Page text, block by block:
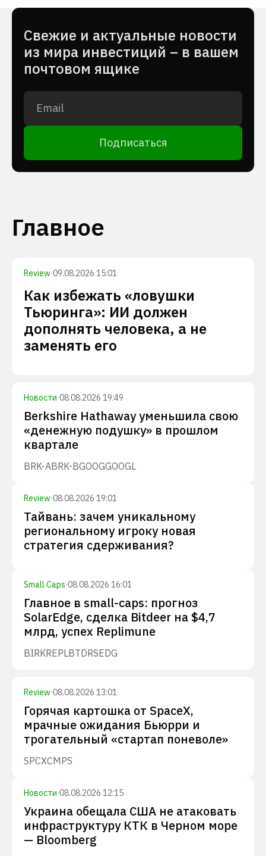
Cвежие и актуальные новости
из мира инвестиций – в вашем
почтовом ящике
Подписаться
Главное
Review·09.08.2026 15:01
Как избежать «ловушки
Тьюринга»: ИИ должен
дополнять человека, а не
заменять его
Новости·08.08.2026 19:49
Berkshire Hathaway уменьшила свою
«денежную подушку» в прошлом
квартале
BRK-ABRK-BGOOGGOOGL
Review·08.08.2026 19:01
Тайвань: зачем уникальному
региональному игроку новая
стратегия сдерживания?
Small Caps·08.08.2026 16:01
Главное в small-caps: прогноз
SolarEdge, сделка Bitdeer на $4,7
млрд, успех Replimune
BIRKREPLBTDRSEDG
Review·08.08.2026 13:01
Горячая картошка от SpaceX,
мрачные ожидания Бьюрри и
трогательный «стартап поневоле»
SPCXCMPS
Новости·08.08.2026 12:15
Украина обещала США не атаковать
инфраструктуру КТК в Черном море
— Bloomberg